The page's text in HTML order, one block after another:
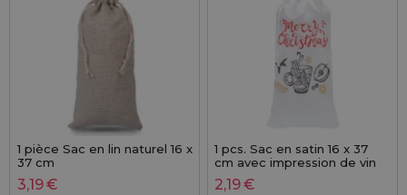
1 pièce Sac en lin naturel 16 x
37 cm
3,19€
1 pcs. Sac en satin 16 x 37
cm avec impression de vin
chaud
2,19€